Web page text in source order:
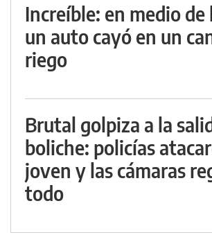
Increíble: en medio de
un auto cayó en un
riego
Brutal golpiza a la
boliche: policías
joven y las cámaras
todo